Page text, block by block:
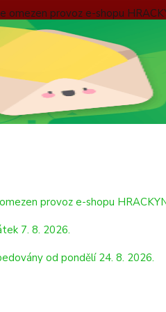
provoz e-shopu
2026 do neděle 23. 8. 2026
tabulka Velká magnetická
provoz e-shopu
7. 8. 2026.
od pondělí 24. 8. 2026.